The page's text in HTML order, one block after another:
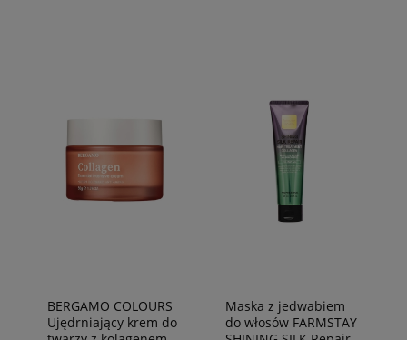
BERGAMO COLOURS
Ujędrniający krem do
Maska z jedwabiem
do włosów FARMSTAY